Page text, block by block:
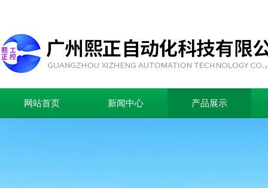
网站首页 新闻中心 产品展示